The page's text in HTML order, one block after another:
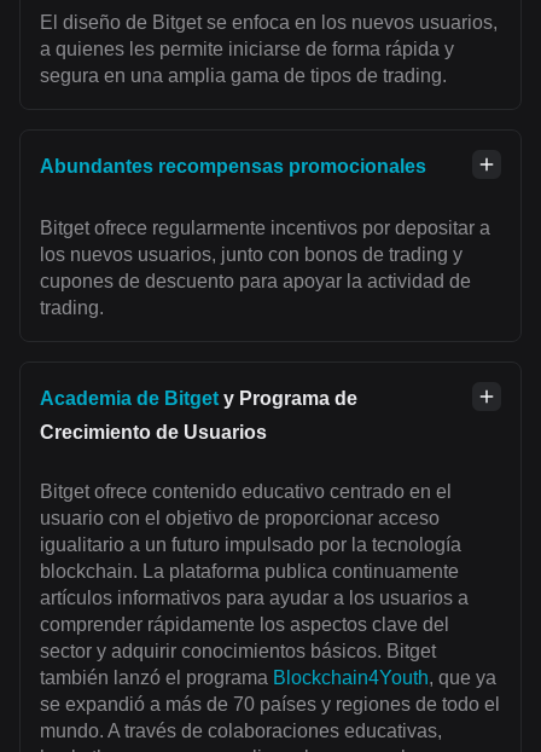
El diseño de Bitget se enfoca en los nuevos usuarios,
a quienes les permite iniciarse de forma rápida y
segura en una amplia gama de tipos de trading.
Abundantes recompensas promocionales
Bitget ofrece regularmente incentivos por depositar a
los nuevos usuarios, junto con bonos de trading y
cupones de descuento para apoyar la actividad de
trading.
Academia de Bitget y Programa de
Crecimiento de Usuarios
Bitget ofrece contenido educativo centrado en el
usuario con el objetivo de proporcionar acceso
igualitario a un futuro impulsado por la tecnología
blockchain. La plataforma publica continuamente
artículos informativos para ayudar a los usuarios a
comprender rápidamente los aspectos clave del
sector y adquirir conocimientos básicos. Bitget
también lanzó el programa Blockchain4Youth, que ya
se expandió a más de 70 países y regiones de todo el
mundo. A través de colaboraciones educativas,